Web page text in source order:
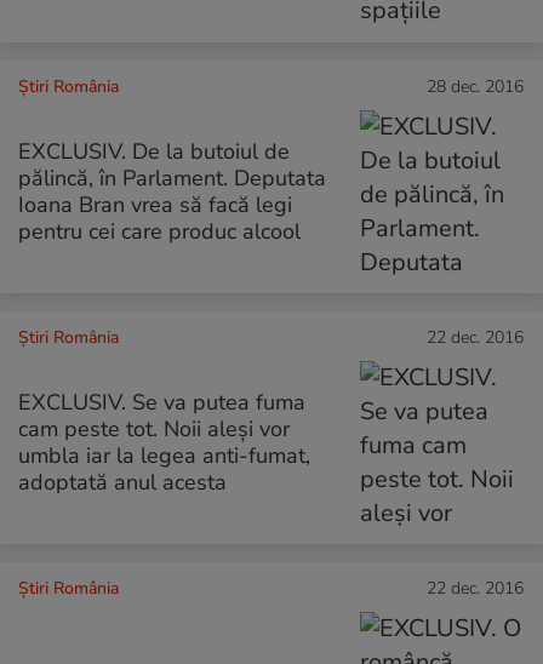
Știri România 28 dec. 2016
EXCLUSIV. De la butoiul de
pălincă, în Parlament. Deputata
Ioana Bran vrea să facă legi
pentru cei care produc alcool
Știri România 22 dec. 2016
EXCLUSIV. Se va putea fuma
cam peste tot. Noii aleși vor
umbla iar la legea anti-fumat,
adoptată anul acesta
Știri România 22 dec. 2016